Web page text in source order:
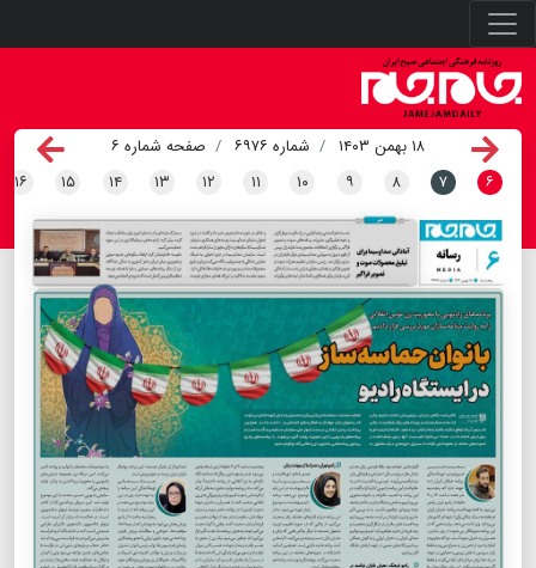
۱۸ بهمن ۱۴۰۳ شماره ۶۹۷۶
صفحه شماره ۶
۶ ۷ ۸ ۹ ۱۰ ۱۱ ۱۲ ۱۳ ۱۴ ۱۵ ۱۶